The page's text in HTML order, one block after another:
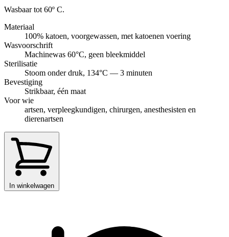
Wasbaar tot 60º C.
Materiaal
100% katoen, voorgewassen, met katoenen voering
Wasvoorschrift
Machinewas 60°C, geen bleekmiddel
Sterilisatie
Stoom onder druk, 134°C — 3 minuten
Bevestiging
Strikbaar, één maat
Voor wie
artsen, verpleegkundigen, chirurgen, anesthesisten en
dierenartsen
In winkelwagen